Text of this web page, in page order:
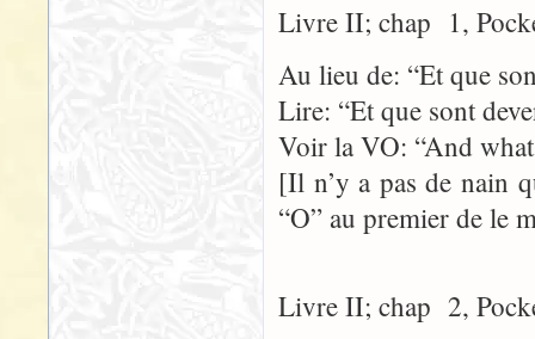
Livre II; chap 1,
Au lieu de: “Et que
Lire: “Et que sont
Voir la VO: “And
[Il n’y a pas de nain
“O” au premier de le
Livre II; chap 2,